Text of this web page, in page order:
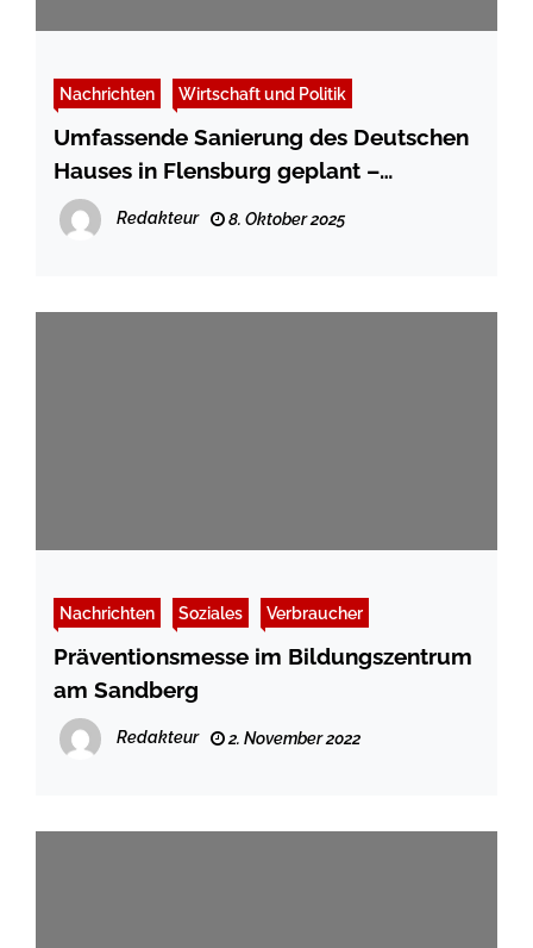
Nachrichten Wirtschaft und Politik
Umfassende Sanierung des Deutschen
Hauses in Flensburg geplant –
Zweijährige Schließung notwendig
Redakteur 8. Oktober 2025
Nachrichten Soziales Verbraucher
Präventionsmesse im Bildungszentrum
am Sandberg
Redakteur 2. November 2022